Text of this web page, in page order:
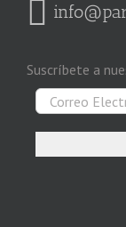
Suscríbete a